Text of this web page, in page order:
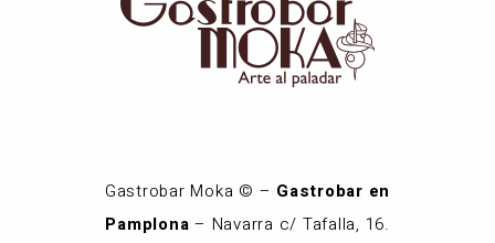
Gastrobar Moka © – Gastrobar en
Pamplona – Navarra c/ Tafalla, 16.